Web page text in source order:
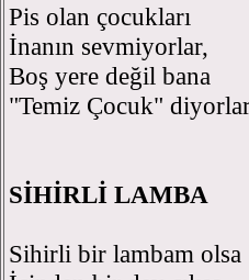
Pis olan çocukları
İnanın sevmiyorlar,
Boş yere değil bana
"Temiz Çocuk"
SİHİRLİ LAMBA
Sihirli bir lambam olsa